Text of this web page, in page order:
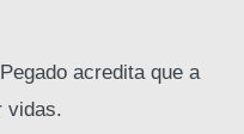
acredita que a
vidas.